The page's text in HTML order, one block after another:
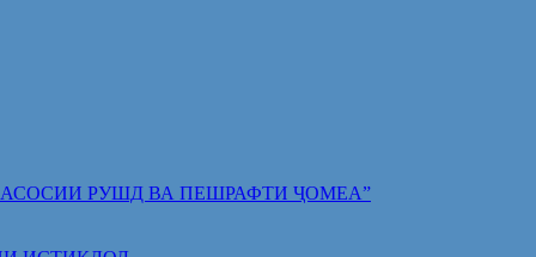
АСОСИИ РУШД ВА ПЕШРАФТИ ҶОМЕА”